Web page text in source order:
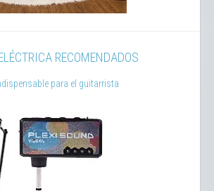
RECOMENDADOS
para el guitarrista